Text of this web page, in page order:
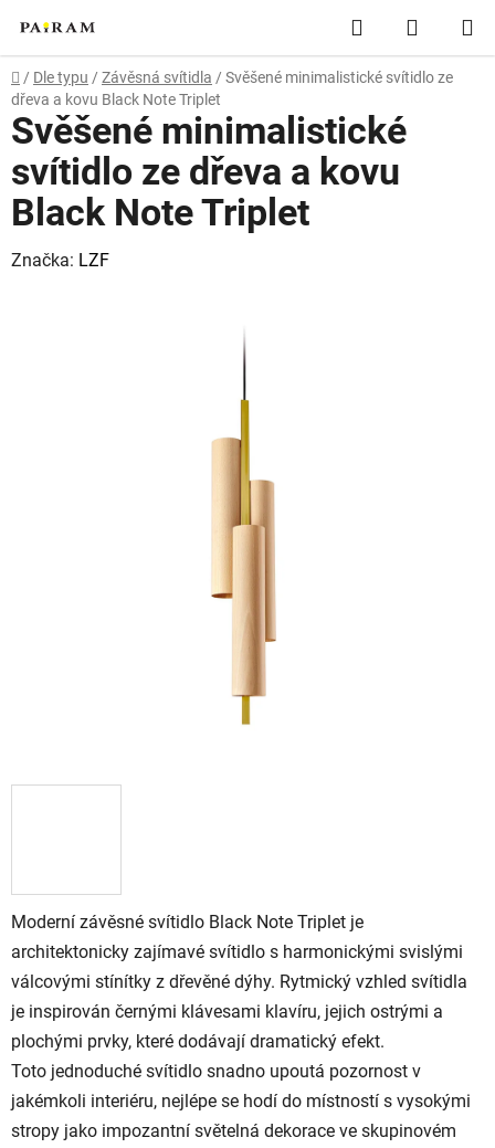
obsah
Hledat
KOŠÍK
Domů
/ Dle typu / Závěsná svítidla / Svěšené minimalistické svítidlo ze
dřeva a kovu Black Note Triplet
Moderní závěsné svítidlo Black Note Triplet je
architektonicky zajímavé svítidlo s harmonickými svislými
válcovými stínítky z dřevěné dýhy. Rytmický vzhled svítidla
je inspirován černými klávesami klavíru, jejich ostrými a
plochými prvky, které dodávají dramatický efekt.
Toto jednoduché svítidlo snadno upoutá pozornost v
jakémkoli interiéru, nejlépe se hodí do místností s vysokými
stropy jako impozantní světelná dekorace ve skupinovém
Svěšené minimalistické
svítidlo ze dřeva a kovu
Black Note Triplet
Značka: LZF